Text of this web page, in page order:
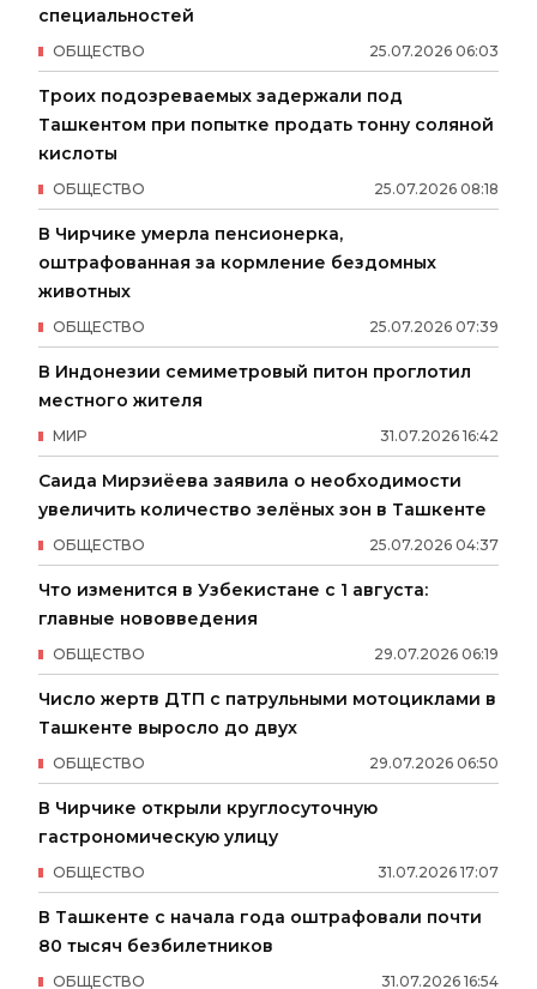
специальностей
25.07.2026 06:03
ОБЩЕСТВО
Троих подозреваемых задержали под
Ташкентом при попытке продать тонну соляной
кислоты
25.07.2026 08:18
ОБЩЕСТВО
В Чирчике умерла пенсионерка,
оштрафованная за кормление бездомных
животных
25.07.2026 07:39
ОБЩЕСТВО
В Индонезии семиметровый питон проглотил
местного жителя
31.07.2026 16:42
МИР
Саида Мирзиёева заявила о необходимости
увеличить количество зелёных зон в Ташкенте
25.07.2026 04:37
ОБЩЕСТВО
Что изменится в Узбекистане с 1 августа:
главные нововведения
29.07.2026 06:19
ОБЩЕСТВО
Число жертв ДТП с патрульными мотоциклами в
Ташкенте выросло до двух
29.07.2026 06:50
ОБЩЕСТВО
В Чирчике открыли круглосуточную
гастрономическую улицу
31.07.2026 17:07
ОБЩЕСТВО
В Ташкенте с начала года оштрафовали почти
80 тысяч безбилетников
31.07.2026 16:54
ОБЩЕСТВО